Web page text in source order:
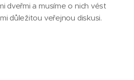
dveřmi a musíme o nich vést
důležitou veřejnou diskusi.